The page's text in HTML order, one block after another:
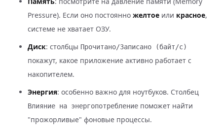
Pressure). Если оно постоянно желтое или красное,
системе не хватает ОЗУ.
Диск: столбцы Прочитано/Записано (байт/с)
покажут, какое приложение активно работает с
накопителем.
Энергия: особенно важно для ноутбуков. Столбец
Влияние на энергопотребление поможет найти
"прожорливые" фоновые процессы.